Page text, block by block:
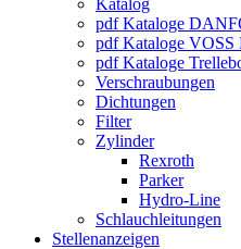
Katalog
pdf Kataloge
pdf Kataloge VOSS
pdf Kataloge
Verschraubungen
Dichtungen
Filter
Zylinder
Rexroth
Parker
Hydro-Line
Schlauchleitungen
Stellenanzeigen